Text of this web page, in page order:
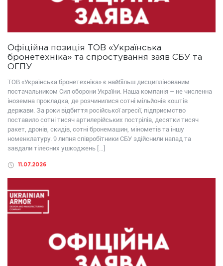
Офіційна позиція ТОВ «Українська
бронетехніка» та спростування заяв СБУ та
ОГПУ
ТОВ «Українська бронетехніка» є найбільш дисциплінованим
постачальником Сил оборони України. Наша компанія – не численна
іноземна прокладка, де розчинилися сотні мільйонів коштів
держави. За роки відбиття російської агресії, підприємство
поставило сотні тисяч артилерійських пострілів, десятки тисяч
ракет, дронів, скидів, сотні бронемашин, мінометів та іншу
номенклатуру. 9 липня співробітники СБУ здійснили напад та
завдали тілесних ушкоджень […]
11.07.2026